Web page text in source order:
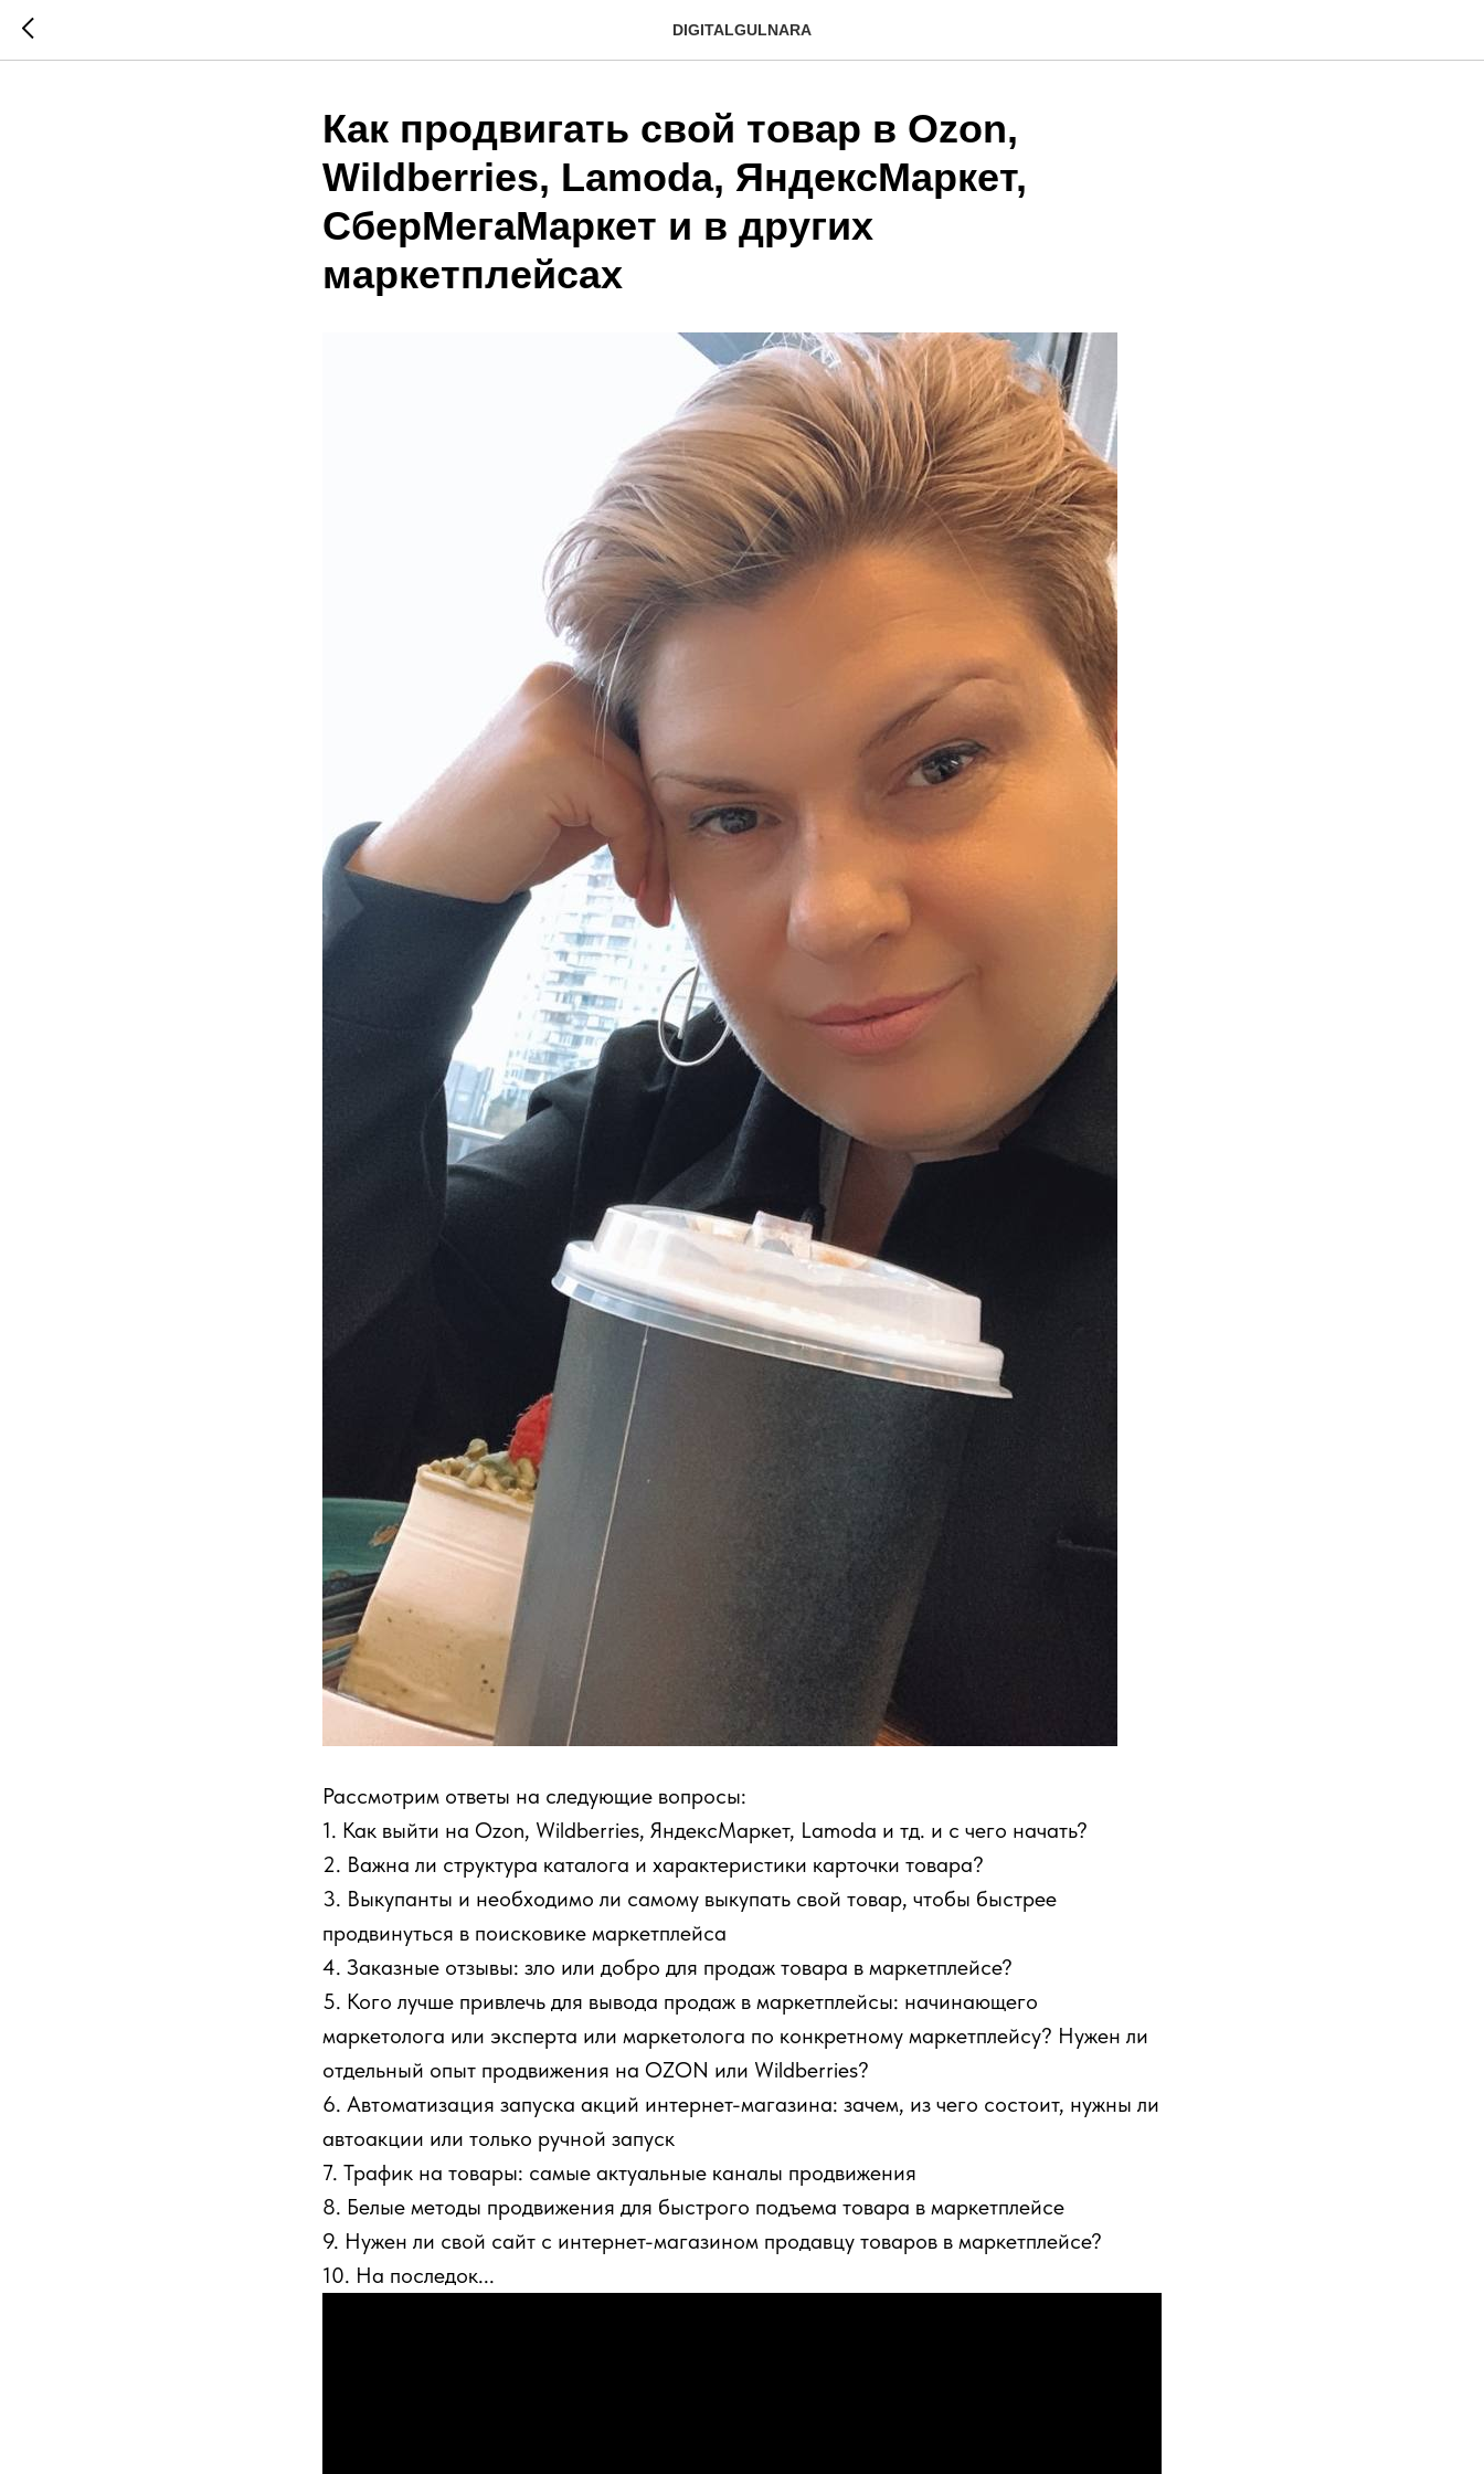
DIGITALGULNARA
Как продвигать свой товар в Ozon,
Wildberries, Lamoda, ЯндексМаркет,
СберМегаМаркет и в других
маркетплейсах
Рассмотрим ответы на следующие вопросы:
1. Как выйти на Ozon, Wildberries, ЯндексМаркет, Lamoda и тд. и с чего начать?
2. Важна ли структура каталога и характеристики карточки товара?
3. Выкупанты и необходимо ли самому выкупать свой товар, чтобы быстрее
продвинуться в поисковике маркетплейса
4. Заказные отзывы: зло или добро для продаж товара в маркетплейсе?
5. Кого лучше привлечь для вывода продаж в маркетплейсы: начинающего
маркетолога или эксперта или маркетолога по конкретному маркетплейсу? Нужен ли
отдельный опыт продвижения на OZON или Wildberries?
6. Автоматизация запуска акций интернет-магазина: зачем, из чего состоит, нужны ли
автоакции или только ручной запуск
7. Трафик на товары: самые актуальные каналы продвижения
8. Белые методы продвижения для быстрого подъема товара в маркетплейсе
9. Нужен ли свой сайт с интернет-магазином продавцу товаров в маркетплейсе?
10. На последок...